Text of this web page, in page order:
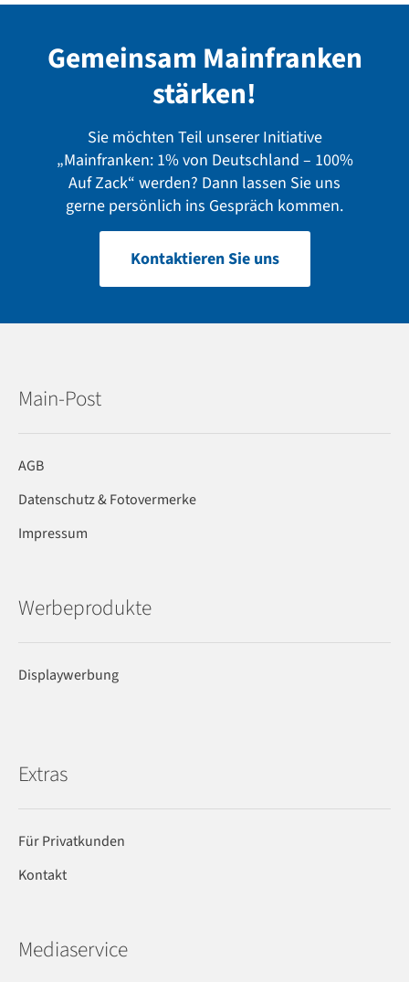
Gemeinsam Mainfranken
stärken!
Sie möchten Teil unserer Initiative
„Mainfranken: 1% von Deutschland – 100%
Auf Zack“ werden? Dann lassen Sie uns
gerne persönlich ins Gespräch kommen.
Kontaktieren Sie uns
Main-Post
AGB
Datenschutz & Fotovermerke
Impressum
Werbeprodukte
Displaywerbung
Extras
Für Privatkunden
Kontakt
Mediaservice